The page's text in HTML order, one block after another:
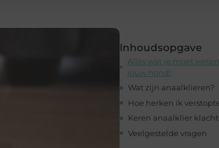
Inhoudsopgave
Alles wat je moet
jouw hond!
Wat zijn anaalklieren?
Hoe herken ik
Keren anaalklier
Veelgestelde vragen